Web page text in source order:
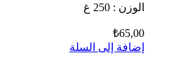
الوزن : 250 غ
₺65,00
إضافة إلى السلة